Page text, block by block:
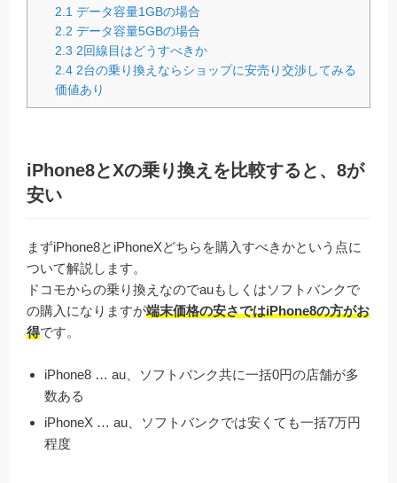
2.1 データ容量1GBの場合
2.2 データ容量5GBの場合
2.3 2回線目はどうすべきか
2.4 2台の乗り換えならショップに安売り交渉してみる
価値あり
iPhone8とXの乗り換えを比較すると、8が
安い
まずiPhone8とiPhoneXどちらを購入すべきかという点に
ついて解説します。
ドコモからの乗り換えなのでauもしくはソフトバンクで
の購入になりますが端末価格の安さではiPhone8の方がお
得です。
iPhone8 … au、ソフトバンク共に一括0円の店舗が多
数ある
iPhoneX … au、ソフトバンクでは安くても一括7万円
程度